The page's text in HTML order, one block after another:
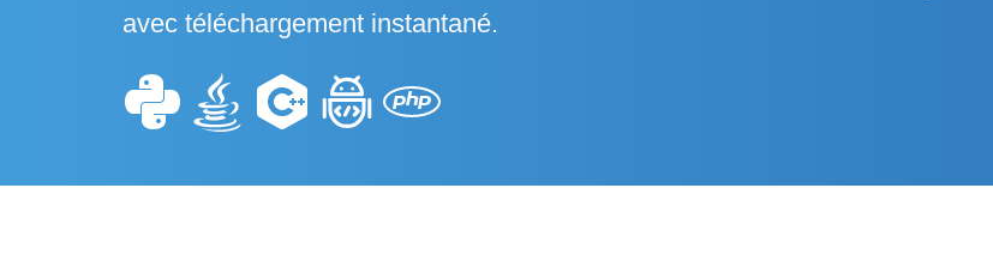
avec téléchargement instantané.